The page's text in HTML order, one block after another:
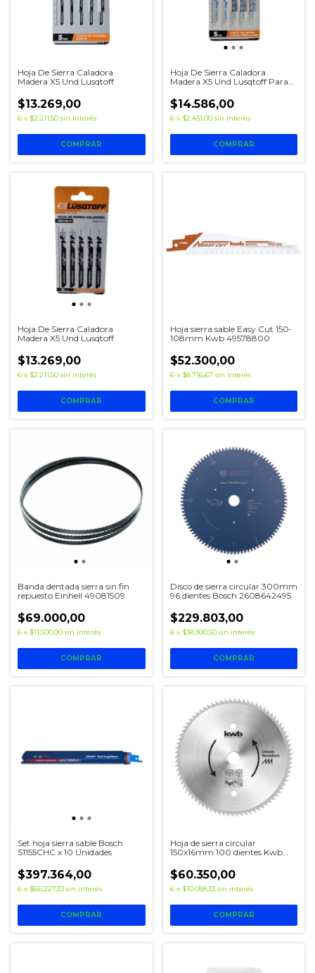
Hoja De Sierra Caladora
Madera X5 Und Lusqtoff
$13.269,00
6 x $2.211,50 sin interés
Hoja De Sierra Caladora
Madera X5 Und Lusqtoff Para
$14.586,00
6 x $2.431,00 sin interés
Hoja De Sierra Caladora
Madera X5 Und Lusqtoff
$13.269,00
6 x $2.211,50 sin interés
Hoja sierra sable Easy Cut 150-
108mm Kwb 49578800
$52.300,00
6 x $8.716,67 sin interés
Banda dentada sierra sin fin
repuesto Einhell 49081509
$69.000,00
6 x $11.500,00 sin interés
Disco de sierra circular 300mm
96 dientes Bosch 2608642495
$229.803,00
6 x $38.300,50 sin interés
Set hoja sierra sable Bosch
S1155CHC x 10 Unidades
$397.364,00
6 x $66.227,33 sin interés
Hoja de sierra circular
150x16mm 100 dientes Kwb
$60.350,00
6 x $10.058,33 sin interés